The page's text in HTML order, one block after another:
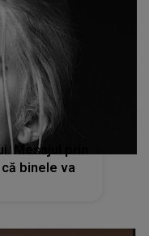
Mesajul prin
binele va